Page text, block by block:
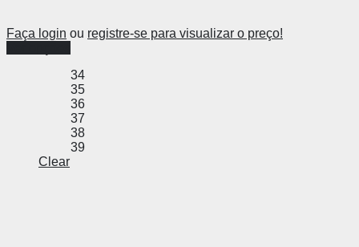
Faça login ou registre-se para visualizar o preço!
34
35
36
37
38
39
Clear